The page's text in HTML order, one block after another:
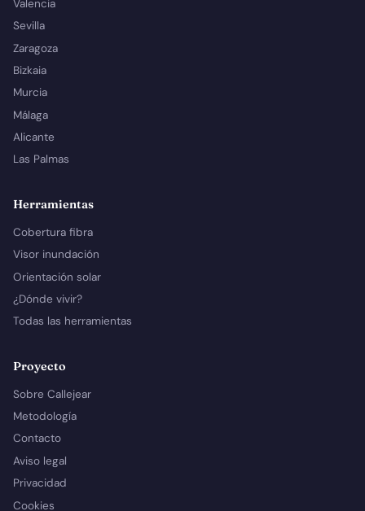
Valencia
Sevilla
Zaragoza
Bizkaia
Murcia
Málaga
Alicante
Las Palmas
Herramientas
Cobertura fibra
Visor inundación
Orientación solar
¿Dónde vivir?
Todas las herramientas
Proyecto
Sobre Callejear
Metodología
Contacto
Aviso legal
Privacidad
Cookies